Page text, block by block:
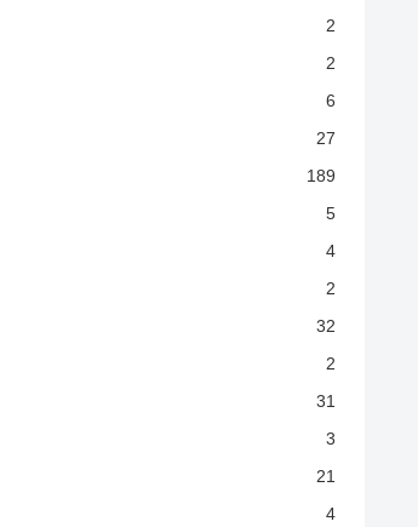
2
2
6
27
189
5
4
2
32
2
31
3
21
4